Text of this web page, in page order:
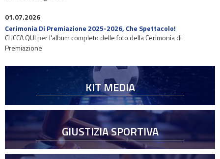
01.07.2026
Cerimonia Di Premiazione 2025-2026, Che Spettacolo!
CLICCA QUI per l'album completo delle foto della Cerimonia di
Premiazione
KIT MEDIA
GIUSTIZIA SPORTIVA